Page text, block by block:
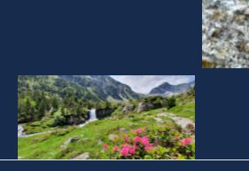
Aucune légende